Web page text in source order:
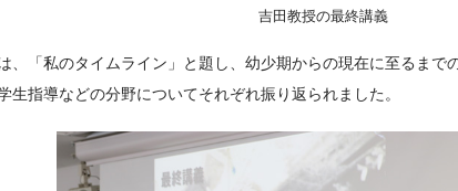
吉田教授の最終講義
、「私のタイムライン」と題し、幼少期からの現在に至るまで
生指導などの分野についてそれぞれ振り返られました。